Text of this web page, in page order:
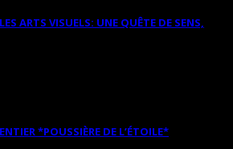
ARTS VISUELS: UNE QUÊTE DE SENS,
*POUSSIÈRE DE L’ÉTOILE*